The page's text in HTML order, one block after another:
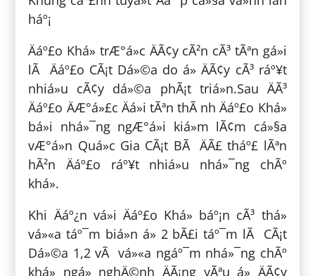
háº¡
Äáº£o Khá» trÆ°á»c ÄÃ¢y cÃ²n cÃ³ tÃªn gá»i
lÃ Äáº£o CÃ¡t Dá»©a do á» ÄÃ¢y cÃ³ ráº¥t
nhiá»u cÃ¢y dá»©a phÃ¡t triá»n.Sau ÄÃ³
Äáº£o ÄÆ°á»£c Äá»i tÃªn thÃ nh Äáº£o Khá»
bá»i nhá»¯ng ngÆ°á»i kiá»m lÃ¢m cá»§a
vÆ°á»n Quá»c Gia CÃ¡t BÃ ÄÃ£ tháº£ lÃªn
hÃ²n Äáº£o ráº¥t nhiá»u nhá»¯ng chÃº
khá».
Khi Äáº¿n vá»i Äáº£o Khá» báº¡n cÃ³ thá»
vá»«a táº¯m biá»n á» 2 bÃ£i táº¯m lÃ CÃ¡t
Dá»©a 1,2 vÃ vá»«a ngáº¯m nhá»¯ng chÃº
khá» ngá» nghÄ©nh ÄÃ¡ng yÃªu á» ÄÃ¢y